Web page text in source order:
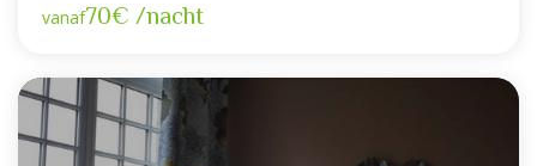
vanaf70€ /nacht